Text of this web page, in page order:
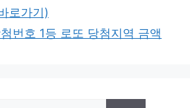
로가기)
번호 1등 로또 당첨지역 금액